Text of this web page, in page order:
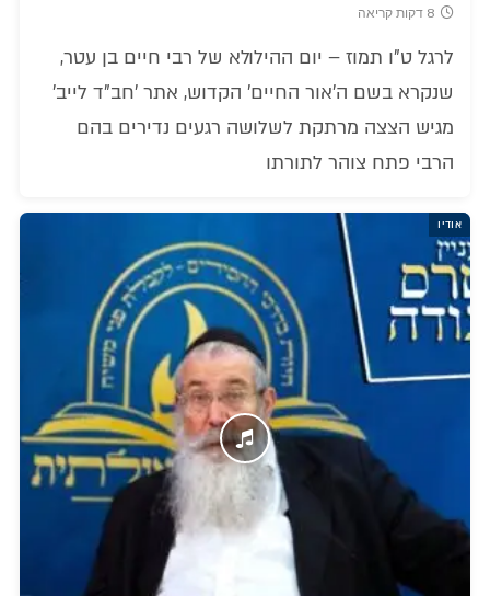
8 דקות קריאה
לרגל ט"ו תמוז – יום ההילולא של רבי חיים בן עטר,
שנקרא בשם ה'אור החיים' הקדוש, אתר 'חב"ד לייב'
מגיש הצצה מרתקת לשלושה רגעים נדירים בהם
הרבי פתח צוהר לתורתו
אודיו